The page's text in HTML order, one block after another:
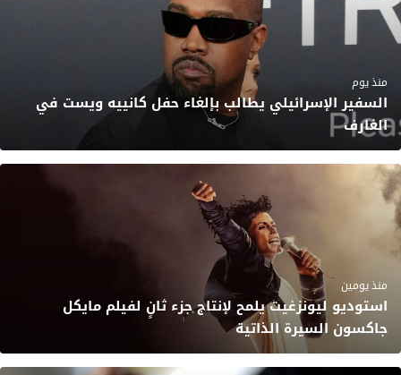
منذ يوم
السفير الإسرائيلي يطالب بإلغاء حفل كانييه ويست في
الغارف
منذ يومين
استوديو ليونزغيت يلمح لإنتاج جزء ثانٍ لفيلم مايكل
جاكسون السيرة الذاتية